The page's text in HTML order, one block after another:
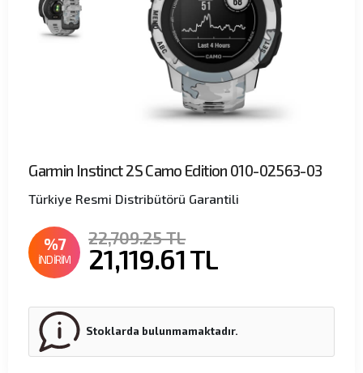
Garmin Instinct 2S Camo Edition 010-02563-03
Türkiye Resmi Distribütörü Garantili
%7
İNDİRİM
22,709.25 TL
21,119.61TL
Stoklarda bulunmamaktadır.